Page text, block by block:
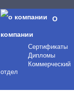
О
компании
Сертификаты
Дипломы
Коммерческий
отдел